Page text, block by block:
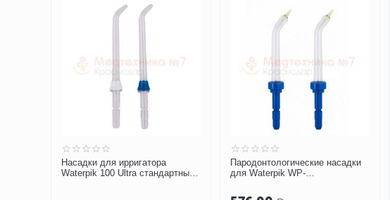
Насадки для ирригатора
Waterpik 100 Ultra стандартные
Пародонтологические насадки
для Waterpik WP-